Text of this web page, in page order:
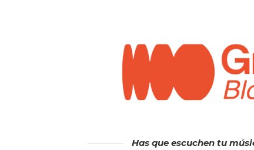
Has que escuchen tu